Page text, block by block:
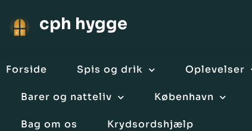
cph hygge
Forside Spis og drik Oplevelser
Barer og natteliv København
Bag om os Krydsordshjælp